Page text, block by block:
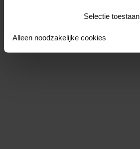
Selectie toestaan
Alleen noodzakelijke cookies